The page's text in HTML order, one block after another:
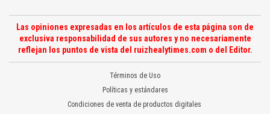
Las opiniones expresadas en los artículos de esta página son de
exclusiva responsabilidad de sus autores y no necesariamente
reflejan los puntos de vista del ruizhealytimes.com o del Editor.
Términos de Uso
Políticas y estándares
Condiciones de venta de productos digitales